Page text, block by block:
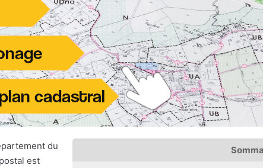
du
est